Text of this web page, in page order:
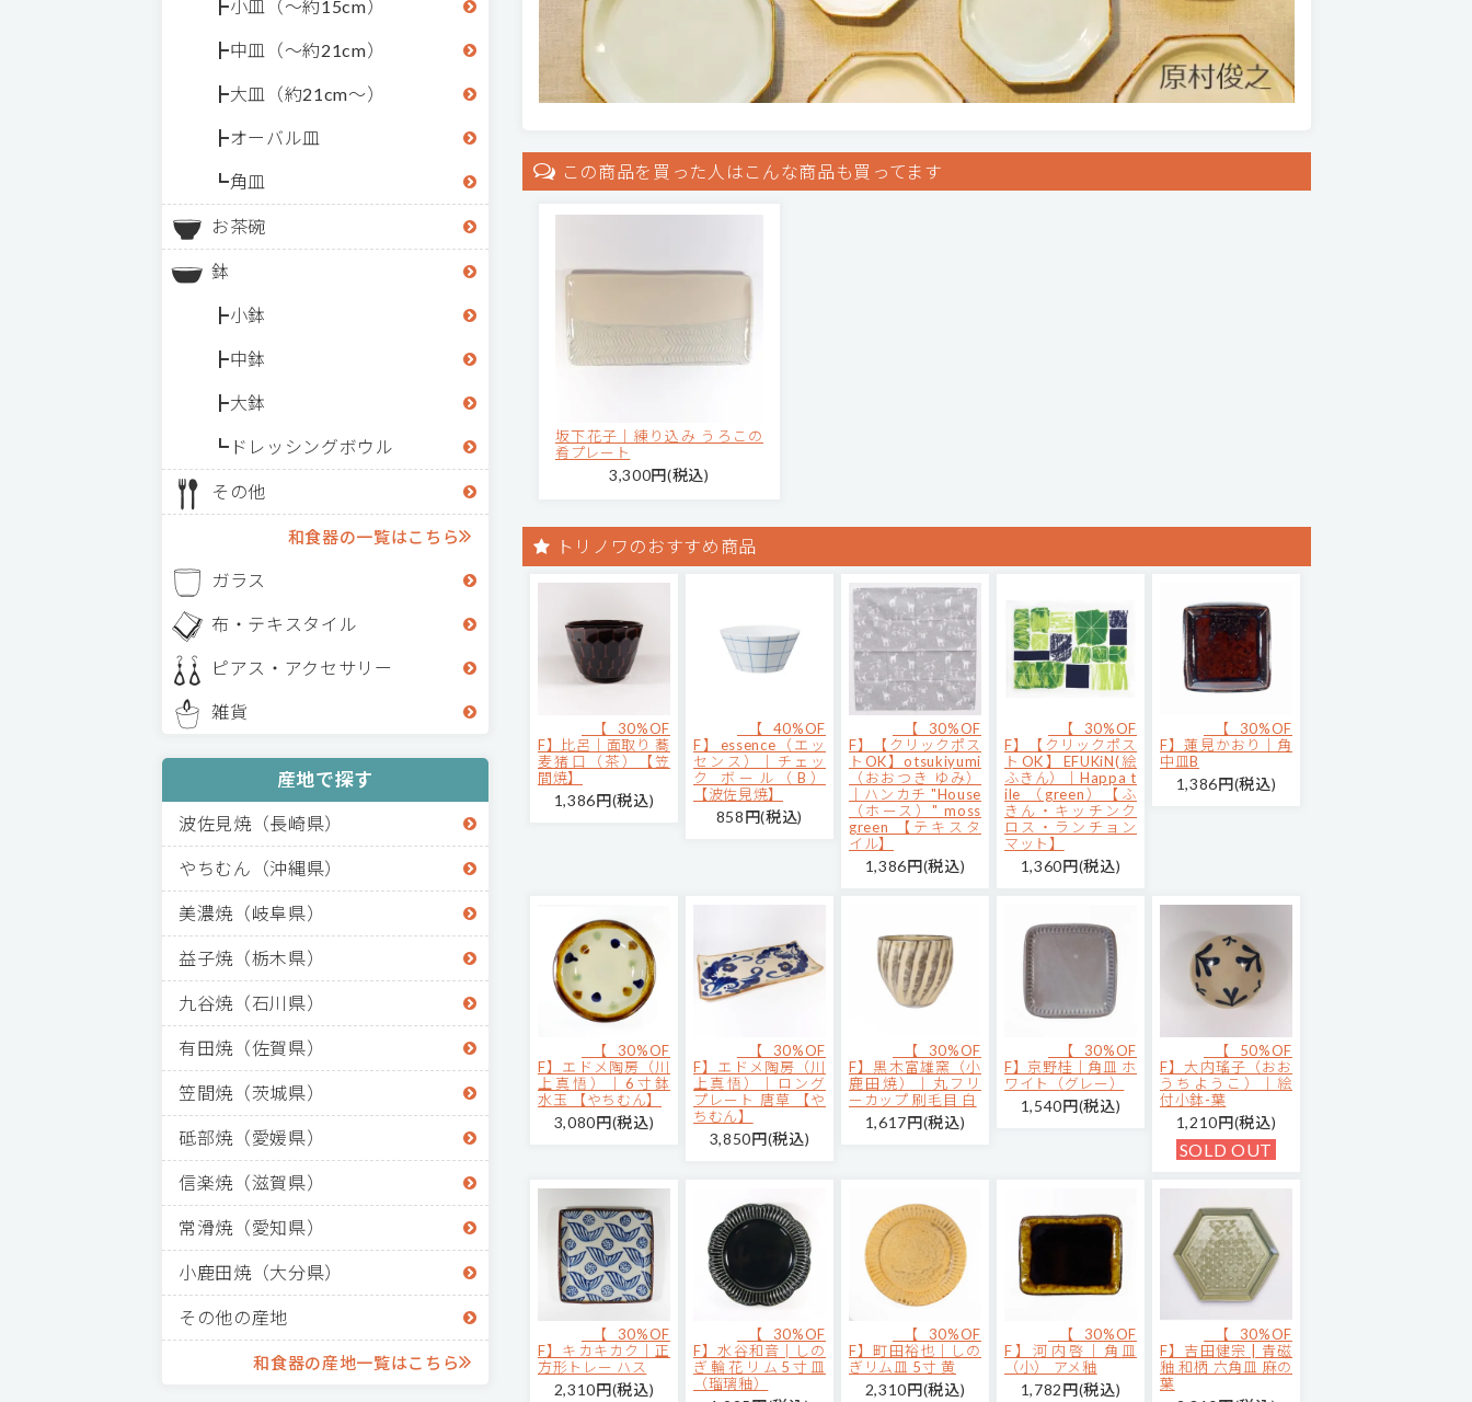
小皿（～約15cm）
中皿（～約21cm）
大皿（約21cm～）
オーバル皿
角皿
お茶碗
鉢
小鉢
中鉢
大鉢
ドレッシングボウル
その他
和食器の一覧はこちら
ガラス
布・テキスタイル
ピアス・アクセサリー
雑貨
産地で探す
波佐見焼（長崎県）
やちむん（沖縄県）
美濃焼（岐阜県）
益子焼（栃木県）
九谷焼（石川県）
有田焼（佐賀県）
笠間焼（茨城県）
砥部焼（愛媛県）
信楽焼（滋賀県）
常滑焼（愛知県）
小鹿田焼（大分県）
その他の産地
和食器の産地一覧はこちら
この商品を買った人はこんな商品も買ってます
坂下花子｜練り込み うろこの
肴プレート
3,300円(税込)
トリノワのおすすめ商品
【30%OF
F】比呂｜面取り 蕎
麦猪口（茶）【笠
間焼】
1,386円(税込)
【40%OF
F】essence（エッ
センス）｜チェッ
ク ボール（B）
【波佐見焼】
858円(税込)
【30%OF
F】【クリックポス
トOK】otsukiyumi
（おおつき ゆみ）
｜ハンカチ "House
（ホース）" moss
green 【テキスタ
イル】
1,386円(税込)
【30%OF
F】【クリックポス
トOK】EFUKiN(絵
ふきん）｜Happa t
ile （green）【ふ
きん・キッチンク
ロス・ランチョン
マット】
1,360円(税込)
【30%OF
F】蓮見かおり｜角
中皿B
1,386円(税込)
【30%OF
F】エドメ陶房（川
上真悟）｜6寸鉢
水玉 【やちむん】
3,080円(税込)
【30%OF
F】エドメ陶房（川
上真悟）｜ロング
プレート 唐草 【や
ちむん】
3,850円(税込)
【30%OF
F】黒木富雄窯（小
鹿田焼）｜丸フリ
ーカップ 刷毛目 白
1,617円(税込)
【30%OF
F】京野桂｜角皿 ホ
ワイト（グレー）
1,540円(税込)
【50%OF
F】大内瑤子（おお
うちようこ）｜絵
付小鉢-葉
1,210円(税込)
SOLD OUT
【30%OF
F】キカキカク｜正
方形トレー ハス
2,310円(税込)
【30%OF
F】水谷和音│しの
ぎ輪花リム5寸皿
（瑠璃釉）
【30%OF
F】町田裕也｜しの
ぎリム皿 5寸 黄
2,310円(税込)
【30%OF
F】河内啓｜角皿
（小） アメ釉
1,782円(税込)
【30%OF
F】吉田健宗 | 青磁
釉 和柄 六角皿 麻の
葉